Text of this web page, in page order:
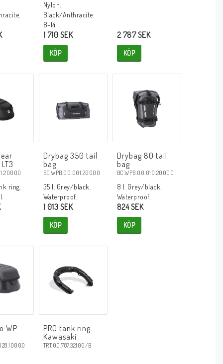
Nylon.
Black/Anthracite.
8-14 l.
1 710 SEK
KÖP
2 787 SEK
KÖP
ring.
Drybag 350 tail
bag
BC.WPB.00.001.20000
35 l. Grey/black.
Waterproof.
1 013 SEK
KÖP
Drybag 80 tail
bag
BC.WPB.00.010.20000
8 l. Grey/black.
Waterproof.
824 SEK
KÖP
WP
PRO tank ring.
Kawasaki
TRT.00.787.32100/B